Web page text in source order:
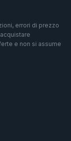
errori di prezzo
e non si assume